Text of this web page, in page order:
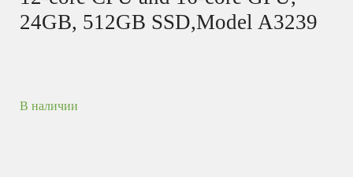
24GB, 512GB SSD,Model A3239
В наличии